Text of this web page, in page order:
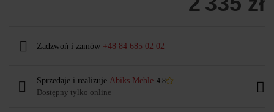
Zadzwoń i zamów +48 84 685 02 02
Sprzedaje i realizuje Abiks Meble 4.8
Dostępny tylko online